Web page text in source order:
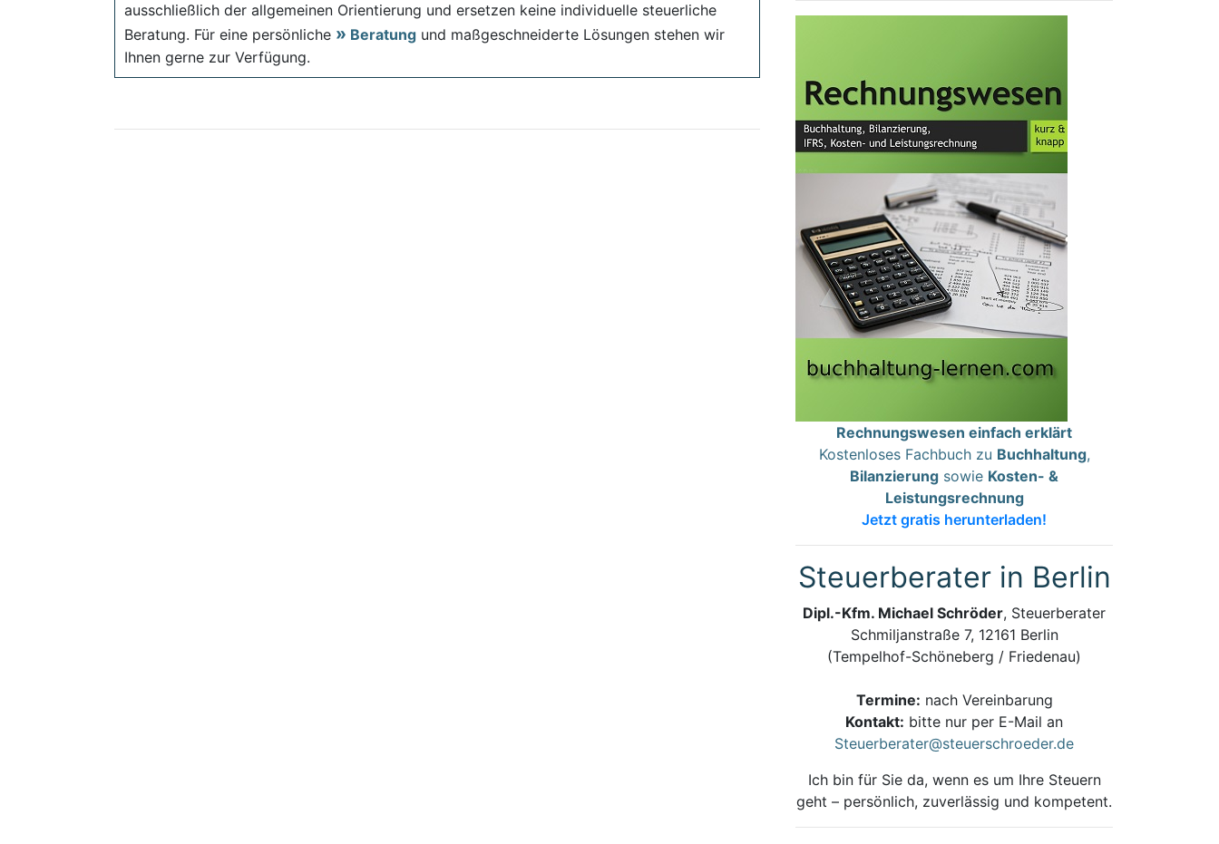
ausschließlich der allgemeinen Orientierung und ersetzen keine individuelle steuerliche
Beratung. Für eine persönliche
Beratung und maßgeschneiderte Lösungen stehen wir
Ihnen gerne zur Verfügung.
Rechnungswesen einfach erklärt
Kostenloses Fachbuch zu Buchhaltung,
Bilanzierung sowie Kosten- &
Leistungsrechnung
Jetzt gratis herunterladen!
Steuerberater in Berlin
Dipl.-Kfm. Michael Schröder, Steuerberater
Schmiljanstraße 7, 12161 Berlin
(Tempelhof-Schöneberg / Friedenau)
Termine: nach Vereinbarung
Kontakt: bitte nur per E-Mail an
Steuerberater@steuerschroeder.de
Ich bin für Sie da, wenn es um Ihre Steuern
geht – persönlich, zuverlässig und kompetent.